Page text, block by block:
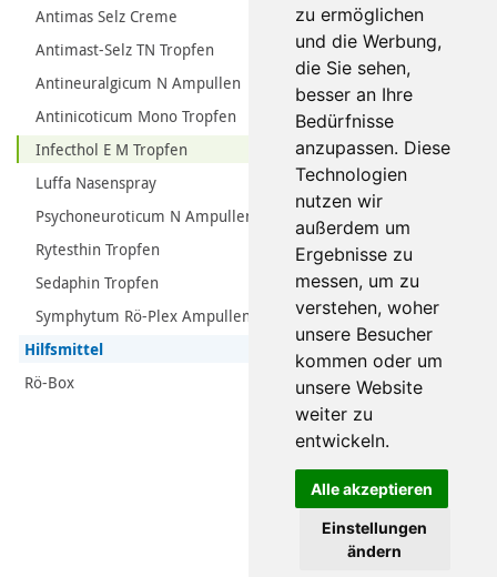
zu ermöglichen
und die Werbung,
die Sie sehen,
besser an Ihre
Bedürfnisse
anzupassen. Diese
Technologien
nutzen wir
außerdem um
Ergebnisse zu
messen, um zu
verstehen, woher
unsere Besucher
kommen oder um
unsere Website
weiter zu
entwickeln.
Alle akzeptieren
Einstellungen
ändern
Antimas Selz Creme
Antimast-Selz TN Tropfen
Antineuralgicum N Ampullen
Antinicoticum Mono Tropfen
Infecthol E M Tropfen
Luffa Nasenspray
Psychoneuroticum N Ampullen
Rytesthin Tropfen
Sedaphin Tropfen
Symphytum Rö-Plex Ampullen
Hilfsmittel
Rö-Box